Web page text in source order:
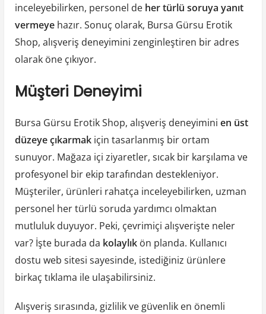
inceleyebilirken, personel de her türlü soruya yanıt
vermeyehazır. Sonuç olarak, Bursa Gürsu Erotik
Shop, alışveriş deneyimini zenginleştiren bir adres
olarak öne çıkıyor.
Müşteri Deneyimi
Bursa Gürsu Erotik Shop, alışveriş deneyimini en üst
düzeye çıkarmakiçin tasarlanmış bir ortam
sunuyor. Mağaza içi ziyaretler, sıcak bir karşılama ve
profesyonel bir ekip tarafından destekleniyor.
Müşteriler, ürünleri rahatça inceleyebilirken, uzman
personel her türlü soruda yardımcı olmaktan
mutluluk duyuyor. Peki, çevrimiçi alışverişte neler
var? İşte burada da kolaylıkön planda. Kullanıcı
dostu web sitesi sayesinde, istediğiniz ürünlere
birkaç tıklama ile ulaşabilirsiniz.
Alışveriş sırasında, gizlilik ve güvenlik en önemli